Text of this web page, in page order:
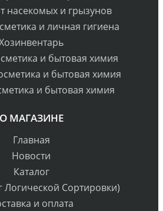
насекомых и грызунов
и личная гигиена
и бытовая химия
и бытовая химия
и бытовая химия
О МАГАЗИНЕ
Главная
Новости
Каталог
Логической Сортировки)
и оплата